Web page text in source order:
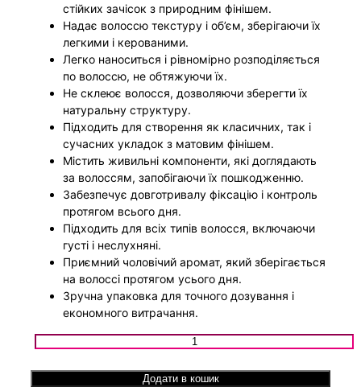
стійких зачісок з природним фінішем.
Надає волоссю текстуру і об’єм, зберігаючи їх
легкими і керованими.
Легко наноситься і рівномірно розподіляється
по волоссю, не обтяжуючи їх.
Не склеює волосся, дозволяючи зберегти їх
натуральну структуру.
Підходить для створення як класичних, так і
сучасних укладок з матовим фінішем.
Містить живильні компоненти, які доглядають
за волоссям, запобігаючи їх пошкодженню.
Забезпечує довготривалу фіксацію і контроль
протягом всього дня.
Підходить для всіх типів волосся, включаючи
густі і неслухняні.
Приємний чоловічий аромат, який зберігається
на волоссі протягом усього дня.
Зручна упаковка для точного дозування і
економного витрачання.
Крем для укладання волосся American Crew Fiber Cream
Додати в кошик